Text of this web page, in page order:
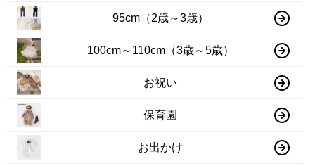
95cm（2歳～3歳）
100cm～110cm（3歳～5歳）
お祝い
保育園
お出かけ